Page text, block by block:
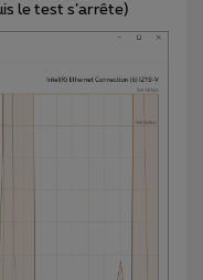
le test s’arrête)